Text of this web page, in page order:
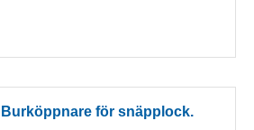
Burköppnare för snäpplock.